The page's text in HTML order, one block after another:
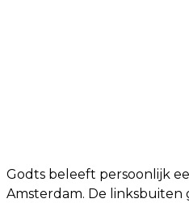
Godts beleeft persoonlijk
Amsterdam. De